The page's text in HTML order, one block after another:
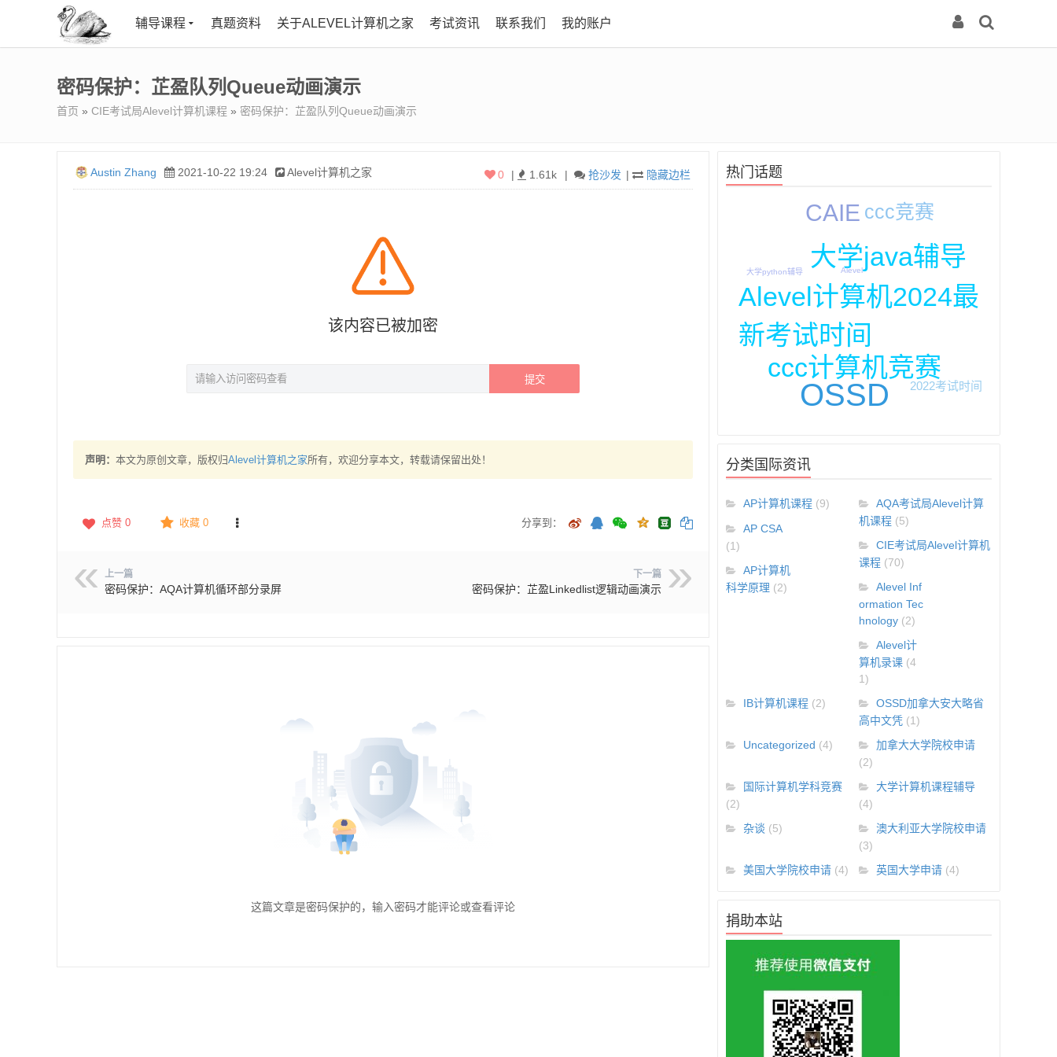
辅导课程 真题资料 关于ALEVEL计算机之家 考试资讯 联系我们 我的账户
密码保护：芷盈队列Queue动画演示
首页 » CIE考试局Alevel计算机课程 » 密码保护：芷盈队列Queue动画演示
Austin Zhang 2021-10-22 19:24 Alevel计算机之家 | 隐藏边栏
| 抢沙发
| 1.61k
0
该内容已被加密
提交
声明： 本文为原创文章，版权归Alevel计算机之家所有，欢迎分享本文，转载请保留出处！
点赞 0 收藏 0 分享到：
上一篇
密码保护：AQA计算机循环部分录屏
下一篇
密码保护：芷盈Linkedlist逻辑动画演示
这篇文章是密码保护的，输入密码才能评论或查看评论
热门话题
Alevel计算机2024最
新考试时间
ccc计算机竞赛
大学java辅导
OSSD
CAIE ccc竞赛
2022考试时间
Alevel
大学python辅导
分类国际资讯
AP计算机课程 (9)
AP CSA
(1)
AP计算机
科学原理 (2)
AQA考试局Alevel计算
机课程 (5)
CIE考试局Alevel计算机
课程 (70)
Alevel Inf
ormation Tec
hnology (2)
Alevel计
算机录课 (4
1)
IB计算机课程 (2)
OSSD加拿大安大略省
高中文凭 (1)
Uncategorized (4)
加拿大大学院校申请
(2)
国际计算机学科竞赛
(2)
大学计算机课程辅导
(4)
杂谈 (5)
澳大利亚大学院校申请
(3)
美国大学院校申请 (4) 英国大学申请 (4)
捐助本站